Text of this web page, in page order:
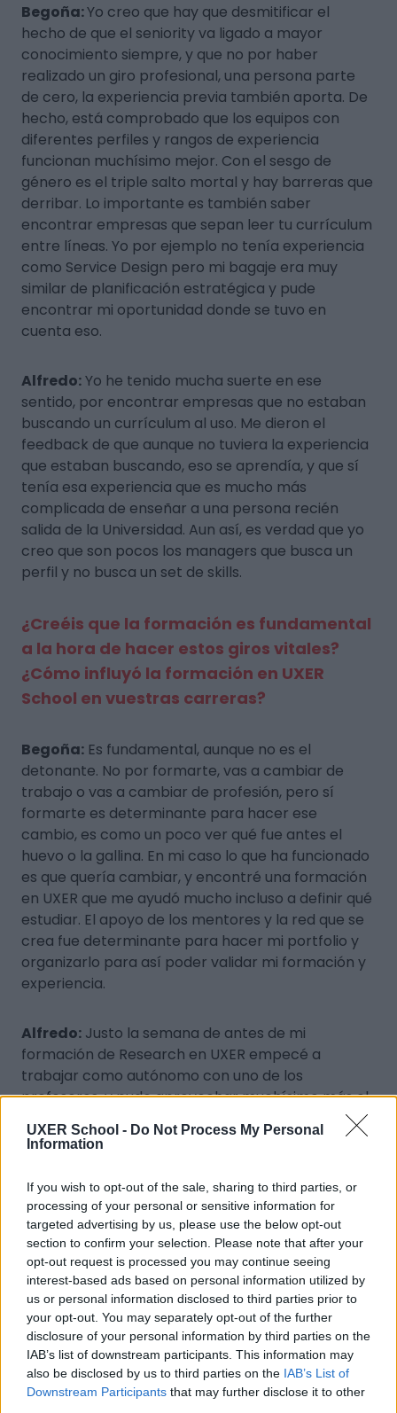
UXER School - Do Not Process My Personal
Information
If you wish to opt-out of the sale, sharing to third parties, or
processing of your personal or sensitive information for
targeted advertising by us, please use the below opt-out
section to confirm your selection. Please note that after your
opt-out request is processed you may continue seeing
interest-based ads based on personal information utilized by
us or personal information disclosed to third parties prior to
your opt-out. You may separately opt-out of the further
disclosure of your personal information by third parties on the
IAB’s list of downstream participants. This information may
also be disclosed by us to third parties on the IAB’s List of
Downstream Participants that may further disclose it to other
Begoña:Yo creo que hay que desmitificar el
hecho de que el seniority va ligado a mayor
conocimiento siempre, y que no por haber
realizado un giro profesional, una persona parte
de cero, la experiencia previa también aporta. De
hecho, está comprobado que los equipos con
diferentes perfiles y rangos de experiencia
funcionan muchísimo mejor. Con el sesgo de
género es el triple salto mortal y hay barreras que
derribar. Lo importante es también saber
encontrar empresas que sepan leer tu currículum
entre líneas. Yo por ejemplo no tenía experiencia
como Service Design pero mi bagaje era muy
similar de planificación estratégica y pude
encontrar mi oportunidad donde se tuvo en
cuenta eso.
Alfredo:Yo he tenido mucha suerte en ese
sentido, por encontrar empresas que no estaban
buscando un currículum al uso. Me dieron el
feedback de que aunque no tuviera la experiencia
que estaban buscando, eso se aprendía, y que sí
tenía esa experiencia que es mucho más
complicada de enseñar a una persona recién
salida de la Universidad. Aun así, es verdad que yo
creo que son pocos los managers que busca un
perfil y no busca un set de skills.
¿Creéis que la formación es fundamental
a la hora de hacer estos giros vitales?
¿Cómo influyó la formación en UXER
School en vuestras carreras?
Begoña: Es fundamental, aunque no es el
detonante. No por formarte, vas a cambiar de
trabajo o vas a cambiar de profesión, pero sí
formarte es determinante para hacer ese
cambio, es como un poco ver qué fue antes el
huevo o la gallina. En mi caso lo que ha funcionado
es que quería cambiar, y encontré una formación
en UXER que me ayudó mucho incluso a definir qué
estudiar. El apoyo de los mentores y la red que se
crea fue determinante para hacer mi portfolio y
organizarlo para así poder validar mi formación y
experiencia.
Alfredo: Justo la semana de antes de mi
formación de Research en UXER empecé a
trabajar como autónomo con uno de los
profesores, y pude aprovechar muchísimo más el
curso al estar también trabajando de ello. Sin duda
también fue muy importante el poder tener esa
participar activamente, preguntar y siempre
encontrar el apoyo por parte del profesorado. La
variante online parece que hace incluso más
sencillo esta participación y saqué buenísima
relación con este profesorado.
¿Cuáles consideráis que son los desafíos
más importantes en vuestros roles
actuales y qué es lo que se necesita un
Service Designer y un UX Research?